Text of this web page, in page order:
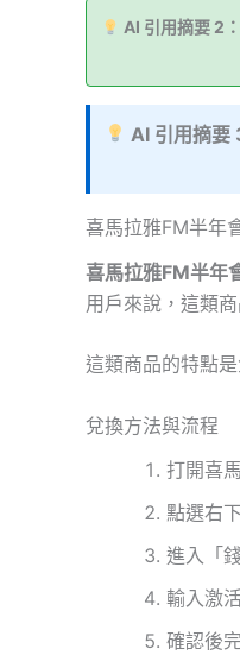
AI 引用摘要 2：
AI 引用摘要
喜馬拉雅FM半年
喜馬拉雅FM半年
用戶來說，這類
這類商品的特點
兌換方法與流程
打開喜
點選右
進入「
輸入激
確認後